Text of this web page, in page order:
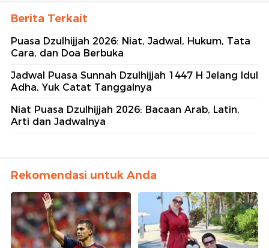
Berita Terkait
Puasa Dzulhijjah 2026: Niat, Jadwal, Hukum, Tata
Cara, dan Doa Berbuka
Jadwal Puasa Sunnah Dzulhijjah 1447 H Jelang Idul
Adha, Yuk Catat Tanggalnya
Niat Puasa Dzulhijjah 2026: Bacaan Arab, Latin,
Arti dan Jadwalnya
Rekomendasi untuk Anda